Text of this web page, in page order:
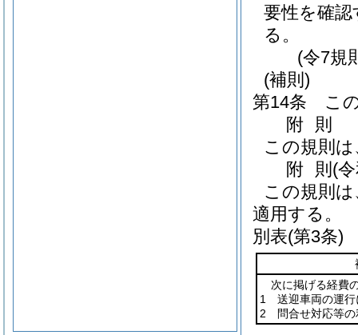
要性を確
る。
(令7規
(補則)
第14条
こ
附 則
この規則
附 則 (
この規則
適用する。
別表(第3条)
次に掲げる経費
1 送迎車両の運行
2 問合せ対応等の